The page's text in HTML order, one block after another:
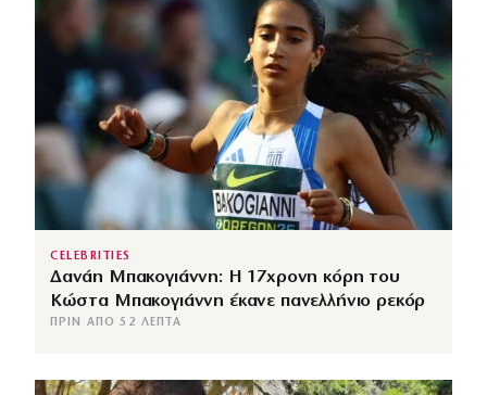
CELEBRITIES
Δανάη Μπακογιάννη: Η 17χρονη κόρη του
Κώστα Μπακογιάννη έκανε πανελλήνιο ρεκόρ
ΠΡΙΝ ΑΠΌ 52 ΛΕΠΤΆ